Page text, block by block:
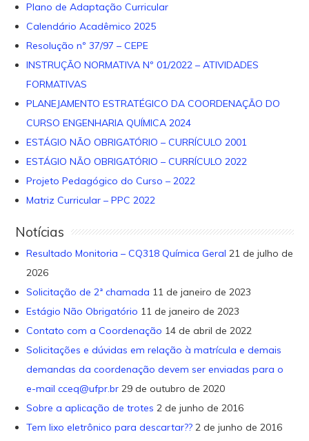
Plano de Adaptação Curricular
Calendário Acadêmico 2025
Resolução nº 37/97 – CEPE
INSTRUÇÃO NORMATIVA Nº 01/2022 – ATIVIDADES
FORMATIVAS
PLANEJAMENTO ESTRATÉGICO DA COORDENAÇÃO DO
CURSO ENGENHARIA QUÍMICA 2024
ESTÁGIO NÃO OBRIGATÓRIO – CURRÍCULO 2001
ESTÁGIO NÃO OBRIGATÓRIO – CURRÍCULO 2022
Projeto Pedagógico do Curso – 2022
Matriz Curricular – PPC 2022
Notícias
Resultado Monitoria – CQ318 Química Geral 21 de julho de
2026
Solicitação de 2ª chamada 11 de janeiro de 2023
Estágio Não Obrigatório 11 de janeiro de 2023
Contato com a Coordenação 14 de abril de 2022
Solicitações e dúvidas em relação à matrícula e demais
demandas da coordenação devem ser enviadas para o
e-mail cceq@ufpr.br 29 de outubro de 2020
Sobre a aplicação de trotes 2 de junho de 2016
Tem lixo eletrônico para descartar?? 2 de junho de 2016